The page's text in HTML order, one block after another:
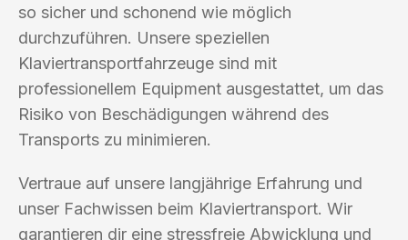
so sicher und schonend wie möglich
durchzuführen. Unsere speziellen
Klaviertransportfahrzeuge sind mit
professionellem Equipment ausgestattet, um das
Risiko von Beschädigungen während des
Transports zu minimieren.
Vertraue auf unsere langjährige Erfahrung und
unser Fachwissen beim Klaviertransport. Wir
garantieren dir eine stressfreie Abwicklung und